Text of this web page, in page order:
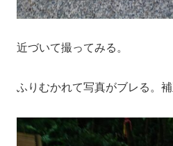
近づいて撮ってみる。
ふりむかれて写真がブレる。補